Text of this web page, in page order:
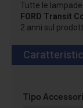
Tutte le
FORD Transit
2 anni sul
Tipo